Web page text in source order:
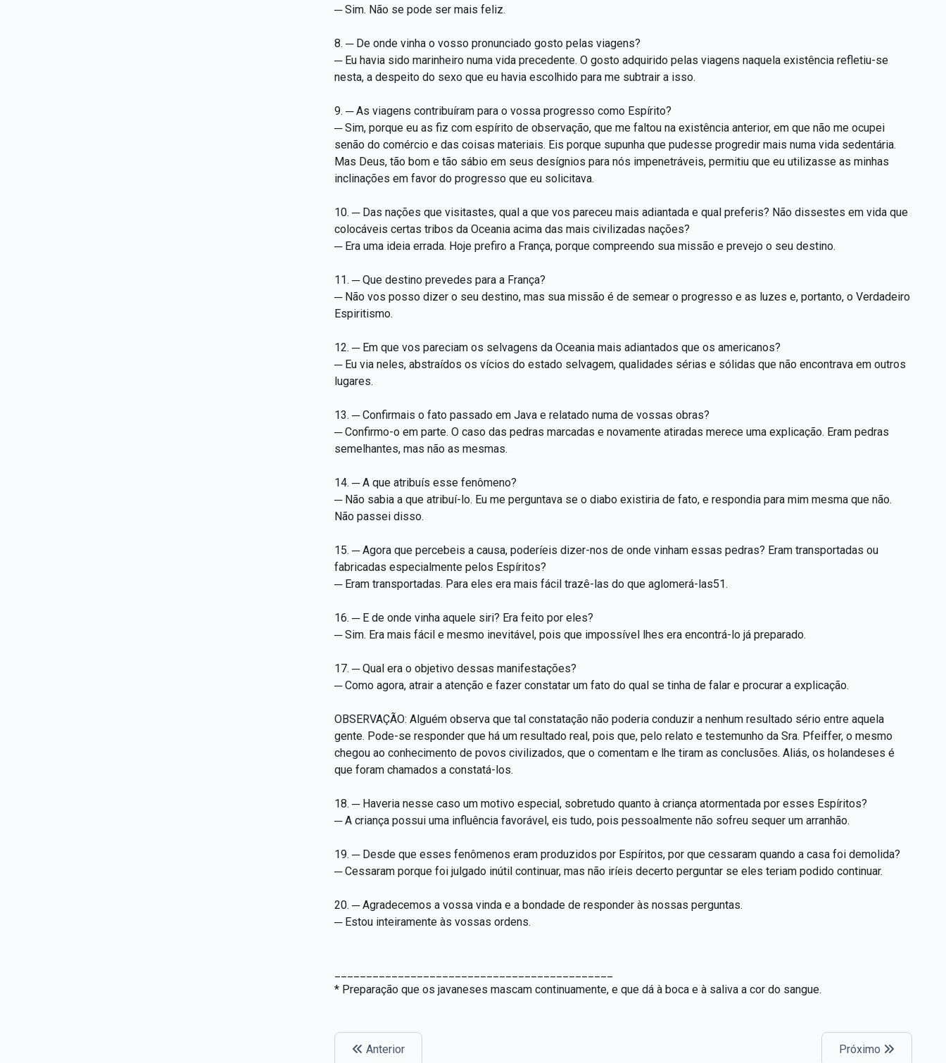
─ Sim. Não se pode ser mais feliz.
8. ─ De onde vinha o vosso pronunciado gosto pelas viagens?
─ Eu havia sido marinheiro numa vida precedente. O gosto adquirido pelas viagens naquela existência refletiu-se
nesta, a despeito do sexo que eu havia escolhido para me subtrair a isso.
9. ─ As viagens contribuíram para o vossa progresso como Espírito?
─ Sim, porque eu as fiz com espírito de observação, que me faltou na existência anterior, em que não me ocupei
senão do comércio e das coisas materiais. Eis porque supunha que pudesse progredir mais numa vida sedentária.
Mas Deus, tão bom e tão sábio em seus desígnios para nós impenetráveis, permitiu que eu utilizasse as minhas
inclinações em favor do progresso que eu solicitava.
10. ─ Das nações que visitastes, qual a que vos pareceu mais adiantada e qual preferis? Não dissestes em vida que
colocáveis certas tribos da Oceania acima das mais civilizadas nações?
─ Era uma ideia errada. Hoje prefiro a França, porque compreendo sua missão e prevejo o seu destino.
11. ─ Que destino prevedes para a França?
─ Não vos posso dizer o seu destino, mas sua missão é de semear o progresso e as luzes e, portanto, o Verdadeiro
Espiritismo.
12. ─ Em que vos pareciam os selvagens da Oceania mais adiantados que os americanos?
─ Eu via neles, abstraídos os vícios do estado selvagem, qualidades sérias e sólidas que não encontrava em outros
lugares.
13. ─ Confirmais o fato passado em Java e relatado numa de vossas obras?
─ Confirmo-o em parte. O caso das pedras marcadas e novamente atiradas merece uma explicação. Eram pedras
semelhantes, mas não as mesmas.
14. ─ A que atribuís esse fenômeno?
─ Não sabia a que atribuí-lo. Eu me perguntava se o diabo existiria de fato, e respondia para mim mesma que não.
Não passei disso.
15. ─ Agora que percebeis a causa, poderíeis dizer-nos de onde vinham essas pedras? Eram transportadas ou
fabricadas especialmente pelos Espíritos?
─ Eram transportadas. Para eles era mais fácil trazê-las do que aglomerá-las51.
16. ─ E de onde vinha aquele siri? Era feito por eles?
─ Sim. Era mais fácil e mesmo inevitável, pois que impossível lhes era encontrá-lo já preparado.
17. ─ Qual era o objetivo dessas manifestações?
─ Como agora, atrair a atenção e fazer constatar um fato do qual se tinha de falar e procurar a explicação.
OBSERVAÇÃO: Alguém observa que tal constatação não poderia conduzir a nenhum resultado sério entre aquela
gente. Pode-se responder que há um resultado real, pois que, pelo relato e testemunho da Sra. Pfeiffer, o mesmo
chegou ao conhecimento de povos civilizados, que o comentam e lhe tiram as conclusões. Aliás, os holandeses é
que foram chamados a constatá-los.
18. ─ Haveria nesse caso um motivo especial, sobretudo quanto à criança atormentada por esses Espíritos?
─ A criança possui uma influência favorável, eis tudo, pois pessoalmente não sofreu sequer um arranhão.
19. ─ Desde que esses fenômenos eram produzidos por Espíritos, por que cessaram quando a casa foi demolida?
─ Cessaram porque foi julgado inútil continuar, mas não iríeis decerto perguntar se eles teriam podido continuar.
20. ─ Agradecemos a vossa vinda e a bondade de responder às nossas perguntas.
─ Estou inteiramente às vossas ordens.
* Preparação que os javaneses mascam continuamente, e que dá à boca e à saliva a cor do sangue.
Anterior Próximo